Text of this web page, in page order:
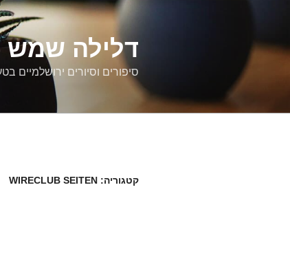
דלילה שמש
סיפורים וסיורים ירושלמיים
קטגוריה: WIRECLUB SEITEN